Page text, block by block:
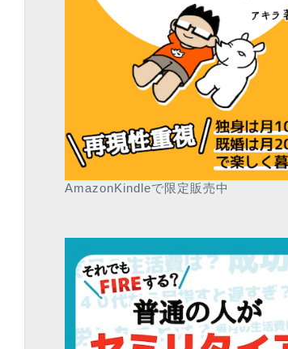
AmazonKindleで限定販売中